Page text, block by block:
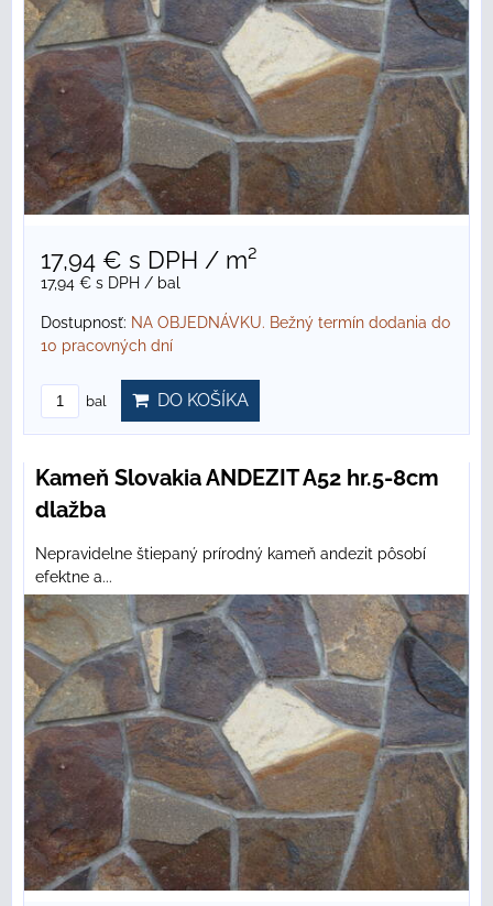
17,94 € s DPH / m²
17,94 € s DPH / bal
Dostupnosť: NA OBJEDNÁVKU. Bežný termín dodania do
10 pracovných dní
bal DO KOŠÍKA
Kameň Slovakia ANDEZIT A52 hr.5-8cm
dlažba
Nepravidelne štiepaný prírodný kameň andezit pôsobí
efektne a...